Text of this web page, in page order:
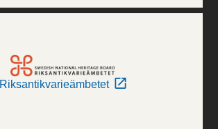
Riksantikvarieämbetet